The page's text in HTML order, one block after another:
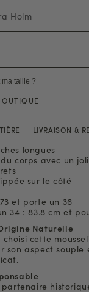
Holm
taille ?
LIVRAISON &
longues
du corps avec un
sur le côté
et porte un 36
34 : 83.8 cm et
Naturelle
choisi cette
son aspect souple